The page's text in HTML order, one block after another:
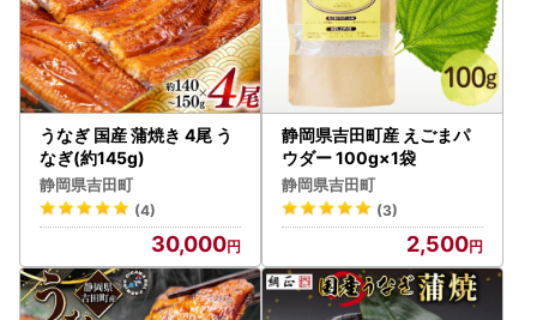
うなぎ 国産 蒲焼き 4尾 う
なぎ(約145g)
静岡県吉田町
(4)
30,000
静岡県吉田町産 えごまパ
ウダー 100g×1袋
静岡県吉田町
(3)
2,500